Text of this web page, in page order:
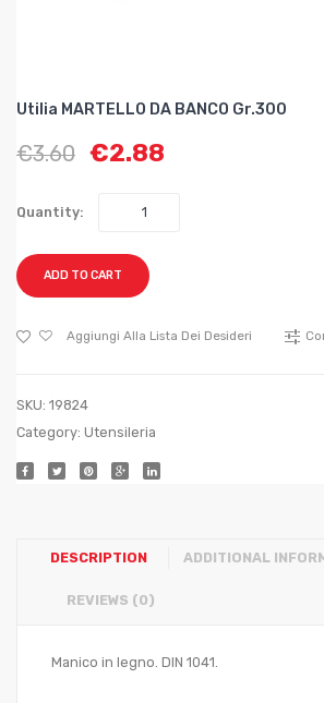
Utilia MARTELLO DA BANCO Gr.300
€3.60 €2.88
Quantity:
ADD TO CART
Aggiungi Alla Lista Dei Desideri
SKU: 19824
Category: Utensileria
DESCRIPTION ADDITIONAL
REVIEWS (0)
Manico in legno. DIN 1041.